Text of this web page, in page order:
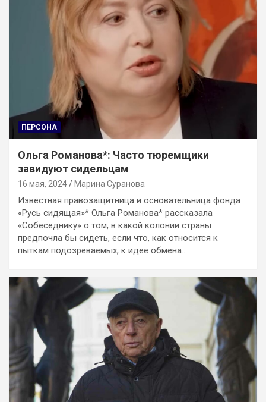
ПЕРСОНА
Ольга Романова*: Часто тюремщики
завидуют сидельцам
16 мая, 2024 Марина Суранова
Известная правозащитница и основательница фонда
«Русь сидящая»* Ольга Романова* рассказала
«Собеседнику» о том, в какой колонии страны
предпочла бы сидеть, если что, как относится к
пыткам подозреваемых, к идее обмена…